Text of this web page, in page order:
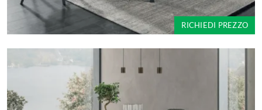
RICHIEDI PREZZO